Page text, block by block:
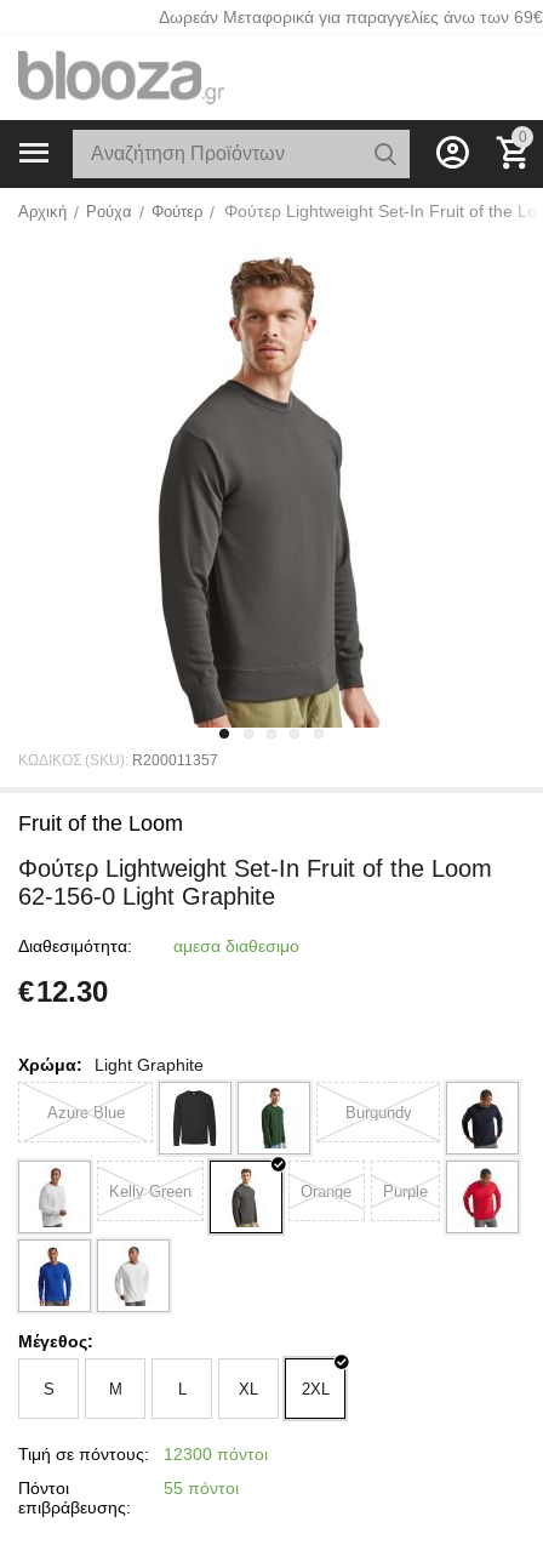
Δωρεάν Μεταφορικά για παραγγελίες άνω των 69€
0
Αρχική / Ρούχα / Φούτερ /
ΚΩΔΙΚΟΣ (SKU): R200011357
Fruit of the Loom
Φούτερ Lightweight Set-In Fruit of the Loom
62-156-0 Light Graphite
Διαθεσιμότητα: αμεσα διαθεσιμο
€12.30
Χρώμα: Light Graphite
Azure Blue Burgundy
Kelly Green Orange Purple
Μέγεθος:
S M L XL 2XL
Τιμή σε πόντους:
12300 πόντοι
Πόντοι
επιβράβευσης:
55 πόντοι